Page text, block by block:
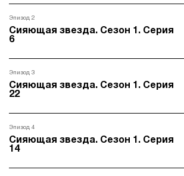
Эпизод 2
Сияющая звезда. Сезон 1. Серия
6
Эпизод 3
Сияющая звезда. Сезон 1. Серия
22
Эпизод 4
Сияющая звезда. Сезон 1. Серия
14